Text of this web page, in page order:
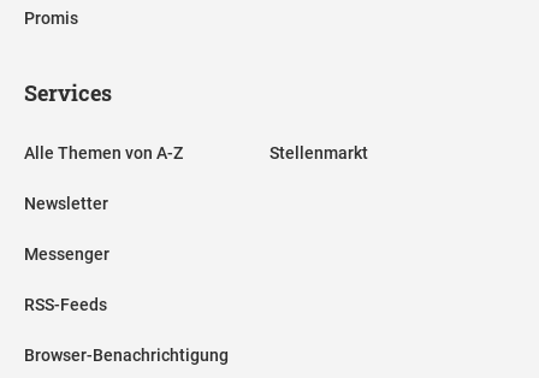
Promis
Services
Alle Themen von A-Z
Newsletter
Messenger
RSS-Feeds
Browser-Benachrichtigung
Stellenmarkt